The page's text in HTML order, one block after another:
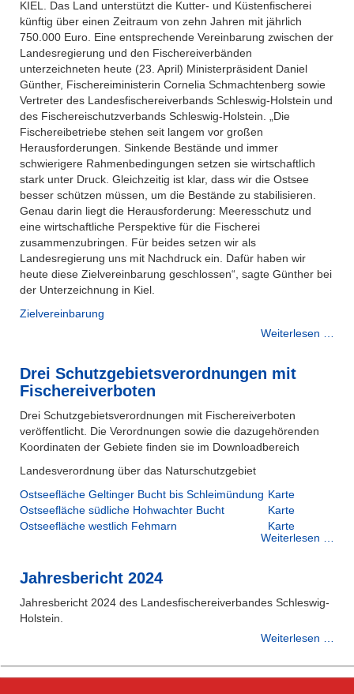
KIEL. Das Land unterstützt die Kutter- und Küstenfischerei
künftig über einen Zeitraum von zehn Jahren mit jährlich
750.000 Euro. Eine entsprechende Vereinbarung zwischen der
Landesregierung und den Fischereiverbänden
unterzeichneten heute (23. April) Ministerpräsident Daniel
Günther, Fischereiministerin Cornelia Schmachtenberg sowie
Vertreter des Landesfischereiverbands Schleswig-Holstein und
des Fischereischutzverbands Schleswig-Holstein. „Die
Fischereibetriebe stehen seit langem vor großen
Herausforderungen. Sinkende Bestände und immer
schwierigere Rahmenbedingungen setzen sie wirtschaftlich
stark unter Druck. Gleichzeitig ist klar, dass wir die Ostsee
besser schützen müssen, um die Bestände zu stabilisieren.
Genau darin liegt die Herausforderung: Meeresschutz und
eine wirtschaftliche Perspektive für die Fischerei
zusammenzubringen. Für beides setzen wir als
Landesregierung uns mit Nachdruck ein. Dafür haben wir
heute diese Zielvereinbarung geschlossen“, sagte Günther bei
der Unterzeichnung in Kiel.
Zielvereinbarung
Weiterlesen …
Drei Schutzgebietsverordnungen mit
Fischereiverboten
Drei Schutzgebietsverordnungen mit Fischereiverboten
veröffentlicht. Die Verordnungen sowie die dazugehörenden
Koordinaten der Gebiete finden sie im Downloadbereich
Landesverordnung über das Naturschutzgebiet
Ostseefläche Geltinger Bucht bis Schleimündung Karte
Ostseefläche südliche Hohwachter Bucht
Karte
Ostseefläche westlich Fehmarn
Karte
Weiterlesen …
Jahresbericht 2024
Jahresbericht 2024 des Landesfischereiverbandes Schleswig-
Holstein.
Weiterlesen …